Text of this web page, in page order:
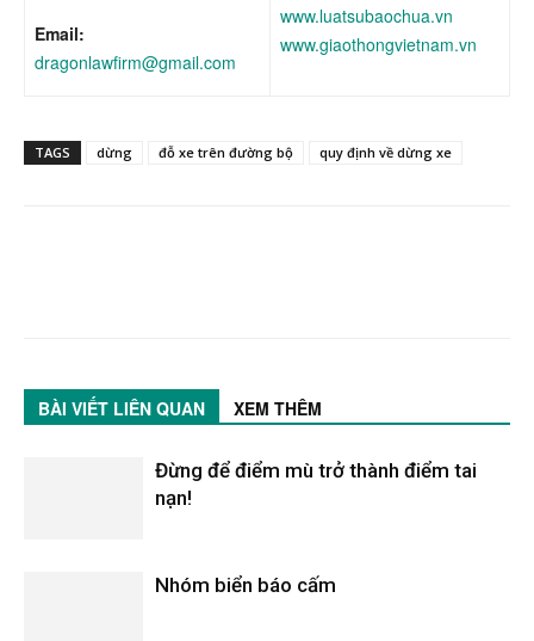
Email:
dragonlawfirm@gmail.com
www.luatsubaochua.vn
www.giaothongvietnam.vn
TAGS dừng đỗ xe trên đường bộ quy định về dừng xe
BÀI VIẾT LIÊN QUAN XEM THÊM
Đừng để điểm mù trở thành điểm tai
nạn!
Nhóm biển báo cấm